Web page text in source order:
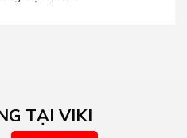
TẠI VIKI